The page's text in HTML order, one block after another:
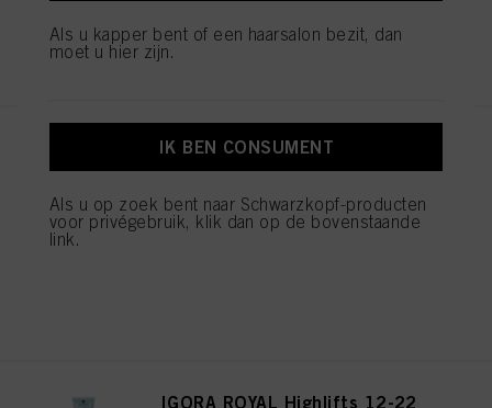
REGISTEREN EN KOPEN
IGORA ROYAL Highlifts 12-21
Special Blonde Ash Cendré
ID-nr. 3061165
IGORA ROYAL Highlifts 12-22
Als u kapper bent of een haarsalon bezit, dan
moet u hier zijn.
IK BEN CONSUMENT
Als u op zoek bent naar Schwarzkopf-producten
voor privégebruik, klik dan op de bovenstaande
link.
Als u op "Cookie-instellingen" klikt, kunt u meer informatie vinden over de
verwerking van uw gegevens / het gebruik van cookies en deze toestaan voor
de verwerking van uw persoonsgegevens voor alle hierboven vermelde
doeleinden. Als u op "Afwijzen" klikt, worden alleen cookies gebruikt die
technisch noodzakelijk zijn om u deze website aan te kunnen bieden..